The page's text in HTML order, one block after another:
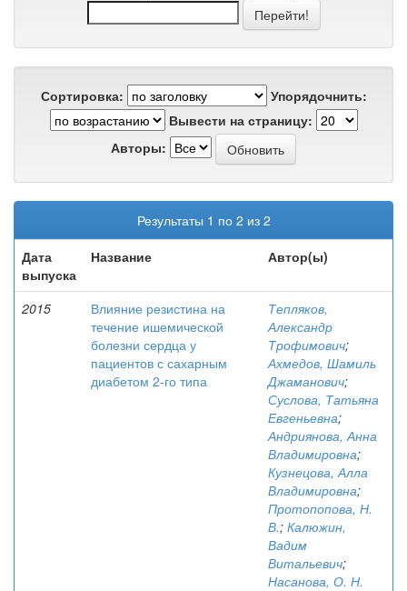
Сортировка:
Упорядочнить:
Вывести на страницу:
Авторы:
Результаты 1 по 2 из 2
Дата
выпуска
Название Автор(ы)
2015
Влияние резистина на
течение ишемической
болезни сердца у
пациентов с сахарным
диабетом 2-го типа
Тепляков,
Александр
Трофимович;
Ахмедов, Шамиль
Джаманович;
Суслова, Татьяна
Евгеньевна;
Андриянова, Анна
Владимировна;
Кузнецова, Алла
Владимировна;
Протопопова, Н.
В.; Калюжин,
Вадим
Витальевич;
Насанова, О. Н.